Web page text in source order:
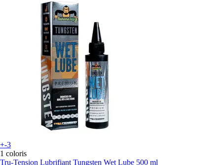
+-3
1 coloris
Tru-Tension Lubrifiant Tungsten Wet Lube 500 ml